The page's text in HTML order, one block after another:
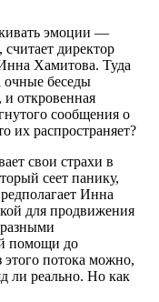
эмоции —
директор
Хамитова. Туда
очные беседы
откровенная
сообщения о
их распространяет?
свои страхи в
сеет панику,
Инна
для продвижения
помощи до
этого потока можно,
ли реально. Но как